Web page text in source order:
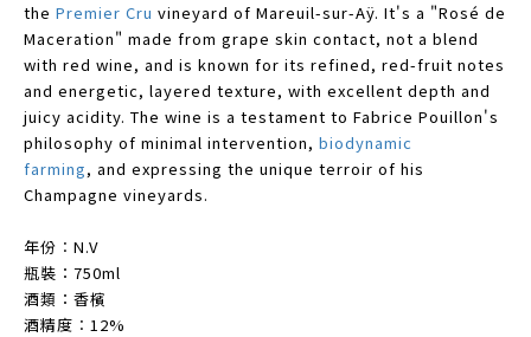
the Premier Cru vineyard of Mareuil-sur-Aÿ. It's a "Rosé de
Maceration" made from grape skin contact, not a blend
with red wine, and is known for its refined, red-fruit notes
and energetic, layered texture, with excellent depth and
juicy acidity. The wine is a testament to Fabrice Pouillon's
philosophy of minimal intervention, biodynamic
farming, and expressing the unique terroir of his
Champagne vineyards.
年份︰N.V
瓶裝：750ml
酒類：香檳
酒精度︰12%